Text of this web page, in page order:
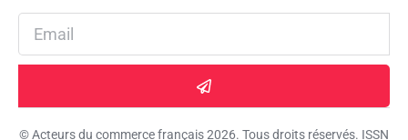
© Acteurs du commerce français 2026. Tous droits réservés. ISSN